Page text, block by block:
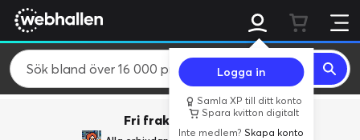
Logga in
Samla XP till ditt konto
Spara kvitton digitalt
Inte medlem?Skapa konto
Fri frakt över 800 kr.